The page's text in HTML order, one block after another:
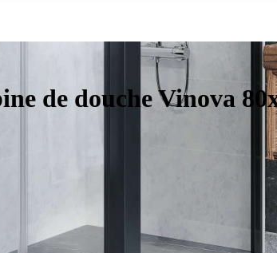
de douche Vinova